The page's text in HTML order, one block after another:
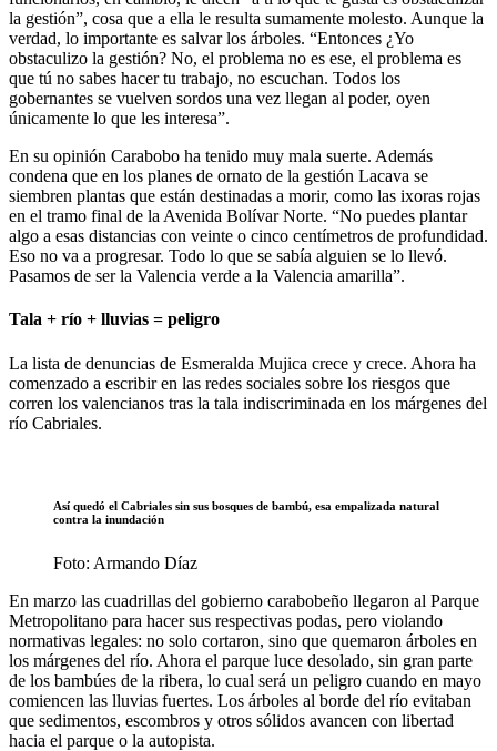
la gestión”, cosa que a ella le resulta sumamente molesto. Aunque la
verdad, lo importante es salvar los árboles. “Entonces ¿Yo
obstaculizo la gestión? No, el problema no es ese, el problema es
que tú no sabes hacer tu trabajo, no escuchan. Todos los
gobernantes se vuelven sordos una vez llegan al poder, oyen
únicamente lo que les interesa”.
En su opinión Carabobo ha tenido muy mala suerte. Además
condena que en los planes de ornato de la gestión Lacava se
siembren plantas que están destinadas a morir, como las ixoras rojas
en el tramo final de la Avenida Bolívar Norte. “No puedes plantar
algo a esas distancias con veinte o cinco centímetros de profundidad.
Eso no va a progresar. Todo lo que se sabía alguien se lo llevó.
Pasamos de ser la Valencia verde a la Valencia amarilla”.
Tala + río + lluvias = peligro
La lista de denuncias de Esmeralda Mujica crece y crece. Ahora ha
comenzado a escribir en las redes sociales sobre los riesgos que
corren los valencianos tras la tala indiscriminada en los márgenes del
río Cabriales.
Así quedó el Cabriales sin sus bosques de bambú, esa empalizada natural
contra la inundación
Foto: Armando Díaz
En marzo las cuadrillas del gobierno carabobeño llegaron al Parque
Metropolitano para hacer sus respectivas podas, pero violando
normativas legales: no solo cortaron, sino que quemaron árboles en
los márgenes del río. Ahora el parque luce desolado, sin gran parte
de los bambúes de la ribera, lo cual será un peligro cuando en mayo
comiencen las lluvias fuertes. Los árboles al borde del río evitaban
que sedimentos, escombros y otros sólidos avancen con libertad
hacia el parque o la autopista.